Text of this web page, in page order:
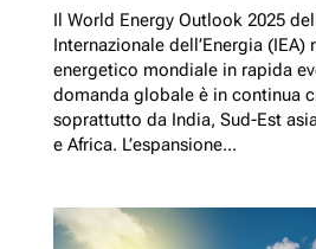
Il World Energy Outlook 2025
Internazionale dell’Energia (IEA)
energetico mondiale in rapida
domanda globale è in continua
soprattutto da India, Sud-Est
e Africa. L’espansione...